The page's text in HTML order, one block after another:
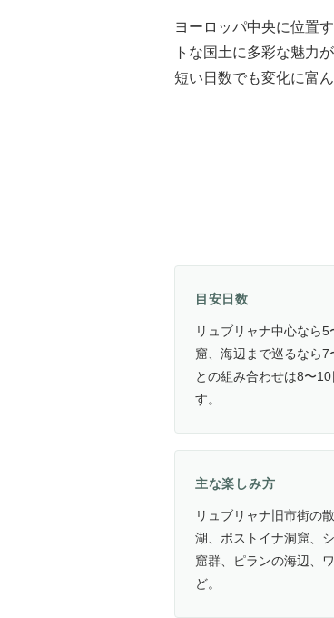
ヨーロッパ中央に位置
トな国土に多彩な魅力
短い日数でも変化に富
目安日数
リュブリャナ中心なら
窟、海辺まで巡るなら7
との組み合わせは8〜
す。
主な楽しみ方
リュブリャナ旧市街の
湖、ポストイナ洞窟、
窟群、ピランの海辺、
ど。